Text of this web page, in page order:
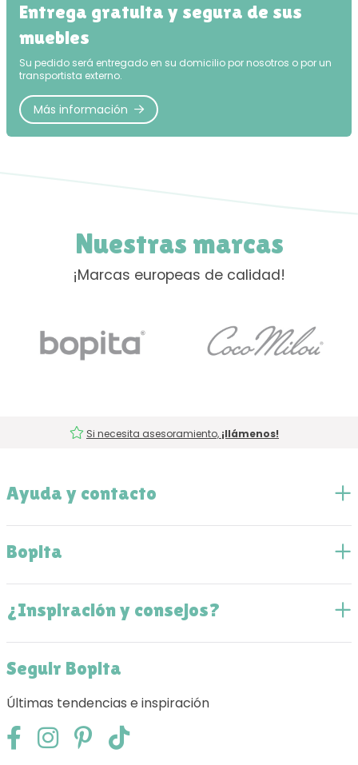
Entrega gratuita y segura de sus
muebles
Su pedido será entregado en su domicilio por nosotros o por un
transportista externo.
Más información
Nuestras marcas
¡Marcas europeas de calidad!
Si necesita asesoramiento, ¡llámenos!
Ayuda y contacto
Bopita
¿Inspiración y consejos?
Seguir Bopita
Últimas tendencias e inspiración